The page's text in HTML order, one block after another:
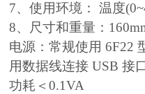
7、使用环境： 温度
8、尺寸和重量：
电源：常规使用 6F22
用数据线连接 USB 接
功耗＜0.1VA